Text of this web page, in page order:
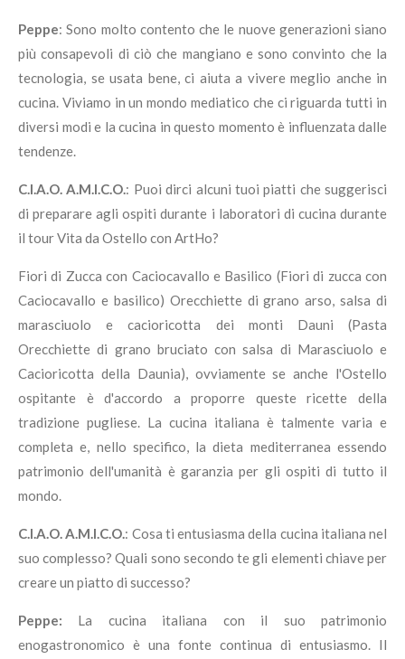
Peppe: Sono molto contento che le nuove generazioni siano
più consapevoli di ciò che mangiano e sono convinto che la
tecnologia, se usata bene, ci aiuta a vivere meglio anche in
cucina. Viviamo in un mondo mediatico che ci riguarda tutti in
diversi modi e la cucina in questo momento è influenzata dalle
tendenze.
C.I.A.O. A.M.I.C.O.: Puoi dirci alcuni tuoi piatti che suggerisci
di preparare agli ospiti durante i laboratori di cucina durante
il tour Vita da Ostello con ArtHo?
Fiori di Zucca con Caciocavallo e Basilico (Fiori di zucca con
Caciocavallo e basilico) Orecchiette di grano arso, salsa di
marasciuolo e cacioricotta dei monti Dauni (Pasta
Orecchiette di grano bruciato con salsa di Marasciuolo e
Cacioricotta della Daunia), ovviamente se anche l'Ostello
ospitante è d'accordo a proporre queste ricette della
tradizione pugliese. La cucina italiana è talmente varia e
completa e, nello specifico, la dieta mediterranea essendo
patrimonio dell'umanità è garanzia per gli ospiti di tutto il
mondo.
C.I.A.O. A.M.I.C.O.: Cosa ti entusiasma della cucina italiana nel
suo complesso? Quali sono secondo te gli elementi chiave per
creare un piatto di successo?
Peppe: La cucina italiana con il suo patrimonio
enogastronomico è una fonte continua di entusiasmo. Il